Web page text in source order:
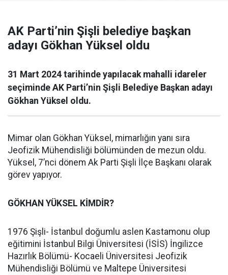
AK Parti’nin Şişli belediye başkan
adayı Gökhan Yüksel oldu
31 Mart 2024 tarihinde yapılacak mahalli idareler
seçiminde AK Parti’nin Şişli Belediye Başkan adayı
Gökhan Yüksel oldu.
Mimar olan Gökhan Yüksel, mimarlığın yanı sıra
Jeofizik Mühendisliği bölümünden de mezun oldu.
Yüksel, 7’nci dönem Ak Parti Şişli İlçe Başkanı olarak
görev yapıyor.
GÖKHAN YÜKSEL KİMDİR?
1976 Şişli- İstanbul doğumlu aslen Kastamonu olup
eğitimini İstanbul Bilgi Üniversitesi (İSİS) İngilizce
Hazırlık Bölümü- Kocaeli Üniversitesi Jeofizik
Mühendisliği Bölümü ve Maltepe Üniversitesi